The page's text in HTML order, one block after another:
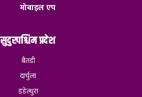
मोबाइल एप
सुदुरपश्चिम प्रदेश
बैतडी
दार्चुला
डडेल्धुरा